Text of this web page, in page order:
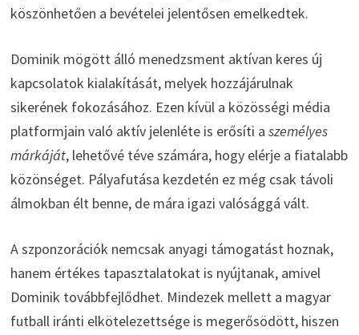
köszönhetően a bevételei jelentősen emelkedtek.
Dominik mögött álló menedzsment aktívan keres új
kapcsolatok kialakítását, melyek hozzájárulnak
sikerének fokozásához. Ezen kívül a közösségi média
platformjain való aktív jelenléte is erősíti a személyes
márkáját, lehetővé téve számára, hogy elérje a fiatalabb
közönséget. Pályafutása kezdetén ez még csak távoli
álmokban élt benne, de mára igazi valósággá vált.
A szponzorációk nemcsak anyagi támogatást hoznak,
hanem értékes tapasztalatokat is nyújtanak, amivel
Dominik továbbfejlődhet. Mindezek mellett a magyar
futball iránti elkötelezettsége is megerősödött, hiszen